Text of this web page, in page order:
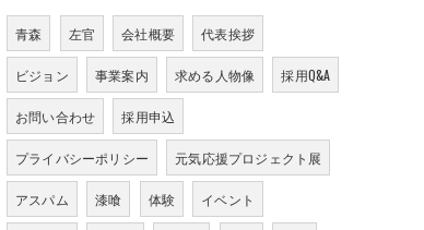
青森 左官 会社概要 代表挨拶
ビジョン 事業案内 求める人物像 採用Q&A
お問い合わせ 採用申込
プライバシーポリシー 元気応援プロジェクト展
アスパム 漆喰 体験 イベント